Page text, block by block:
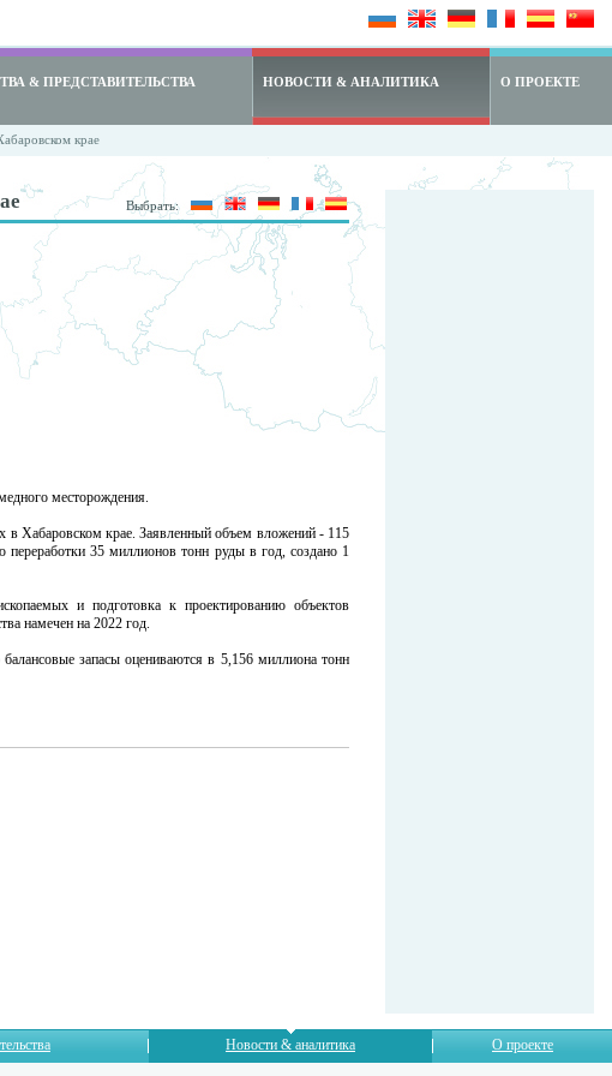
& ПРЕДСТАВИТЕЛЬСТВА НОВОСТИ & АНАЛИТИКА О ПРОЕКТЕ
крае
Выбрать:
месторождения.
Хабаровском крае. Заявленный объем вложений - 115
35 миллионов тонн руды в год, создано 1
и подготовка к проектированию объектов
намечен на 2022 год.
запасы оцениваются в 5,156 миллиона тонн
Новости & аналитика О проекте